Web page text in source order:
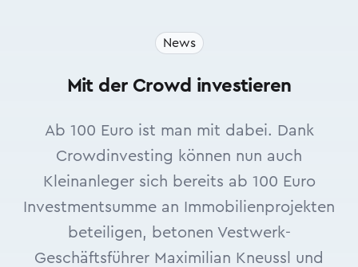
News
Mit der Crowd investieren
Ab 100 Euro ist man mit dabei. Dank
Crowdinvesting können nun auch
Kleinanleger sich bereits ab 100 Euro
Investmentsumme an Immobilienprojekten
beteiligen, betonen Vestwerk-
Geschäftsführer Maximilian Kneussl und